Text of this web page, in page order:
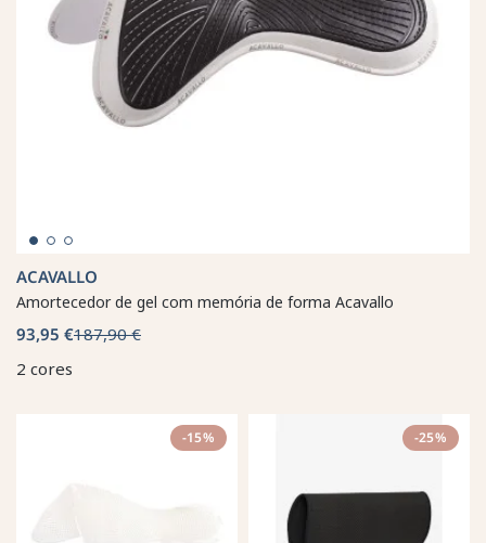
ACAVALLO
Amortecedor de gel com memória de forma Acavallo
93,95 €187,90 €
2 cores
-15% -25%